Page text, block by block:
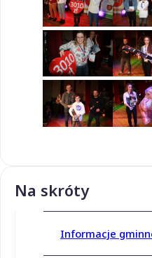
Na skróty
Informacje